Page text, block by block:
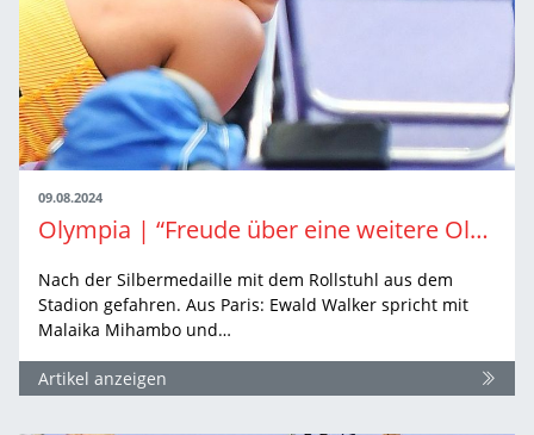
09.08.2024
Olympia | “Freude über eine weitere Olympia-Medaille überwiegt“
Nach der Silbermedaille mit dem Rollstuhl aus dem
Stadion gefahren. Aus Paris: Ewald Walker spricht mit
Malaika Mihambo und…
Artikel anzeigen